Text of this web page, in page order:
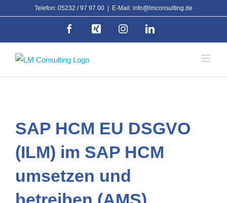
Telefon: 05232 / 97 97 00 E-Mail: info@lmconsulting.de
Facebook InstagramLinkedIn
SAP HCM EU DSGVO
(ILM) im SAP HCM
umsetzen und